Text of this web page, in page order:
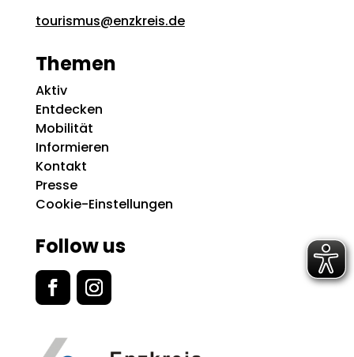
tourismus@enzkreis.de
Themen
Aktiv
Entdecken
Mobilität
Informieren
Kontakt
Presse
Cookie-Einstellungen
Follow us